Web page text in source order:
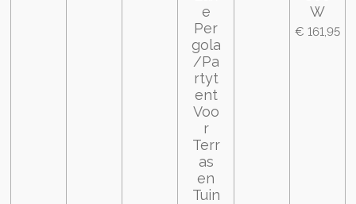
e
Per
gola
/Pa
rtyt
ent
Voo
r
Terr
as
en
Tuin
W
€ 161,95